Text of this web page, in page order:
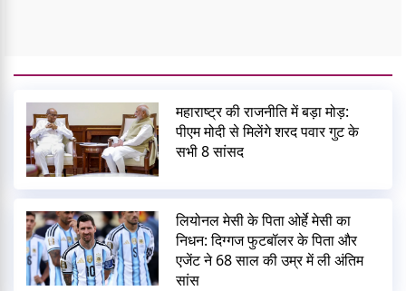
महाराष्ट्र की राजनीति में बड़ा मोड़:
पीएम मोदी से मिलेंगे शरद पवार गुट के
सभी 8 सांसद
लियोनल मेसी के पिता ओर्हे मेसी का
निधन: दिग्गज फुटबॉलर के पिता और
एजेंट ने 68 साल की उम्र में ली अंतिम
सांस